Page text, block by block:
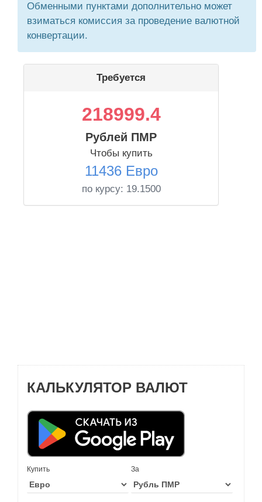
Обменными пунктами дополнительно может
взиматься комиссия за проведение валютной
конвертации.
Требуется
218999.4
Рублей ПМР
Чтобы купить
11436 Евро
по курсу: 19.1500
КАЛЬКУЛЯТОР ВАЛЮТ
Купить За